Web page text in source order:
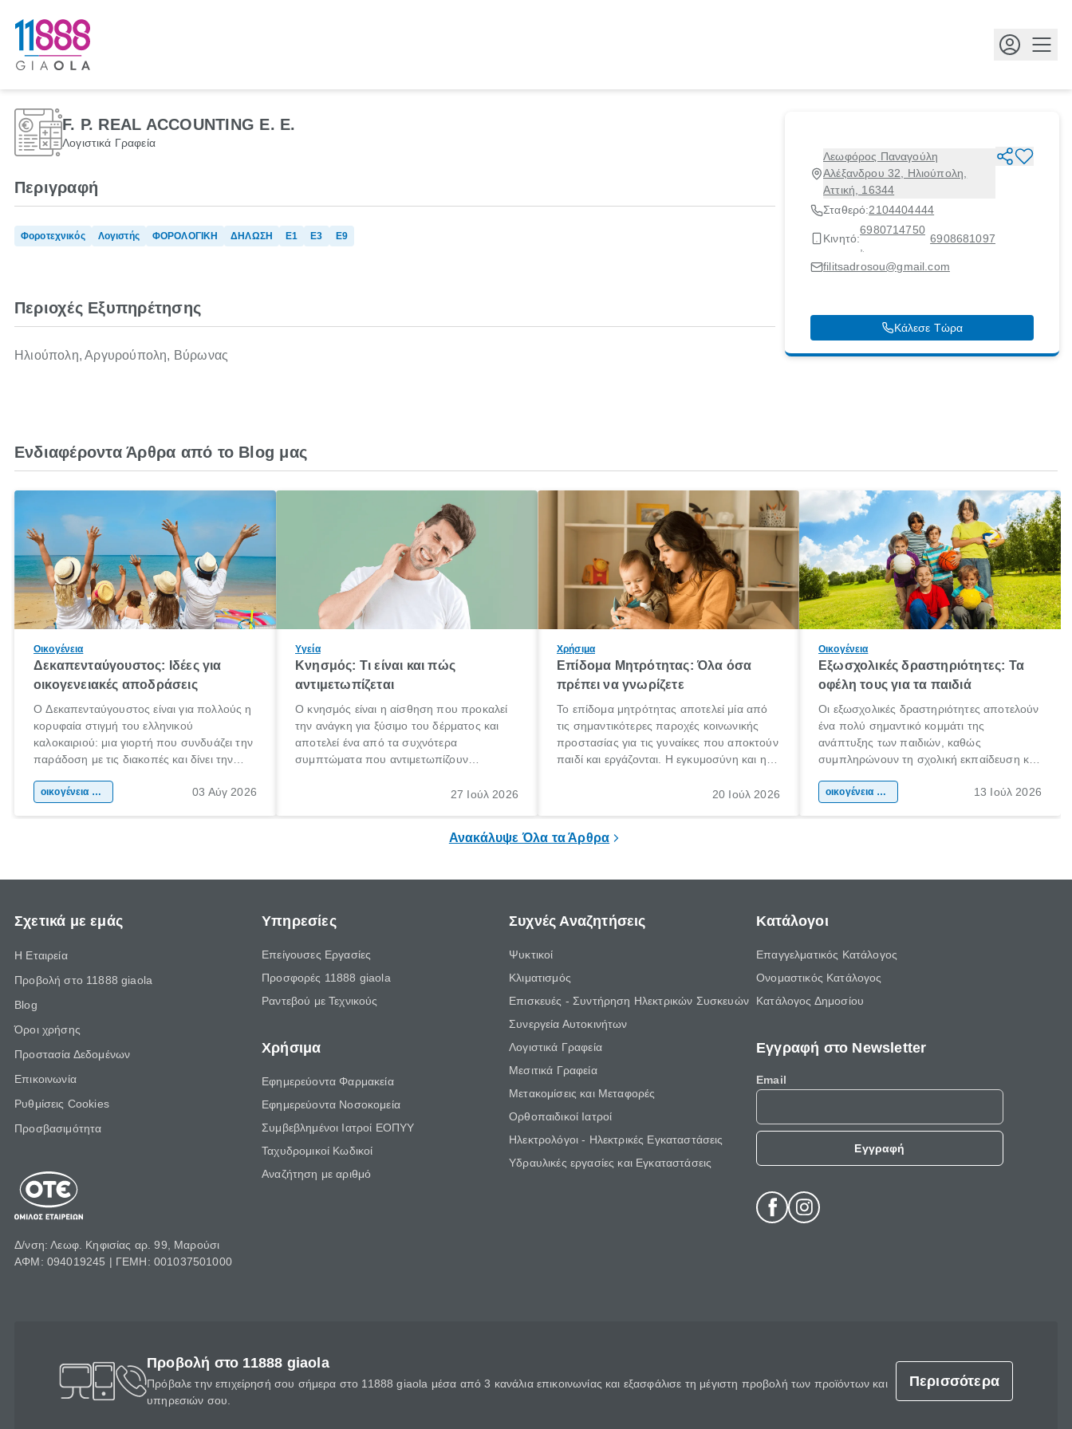
F. P. REAL ACCOUNTING Ε. Ε.
Λογιστικά Γραφεία
Λεωφόρος Παναγούλη
Αλέξανδρου 32, Ηλιούπολη,
Αττική, 16344
Σταθερό:2104404444
Κινητό:
6980714750
6908681097
filitsadrosou@gmail.com
Κάλεσε Τώρα
Περιγραφή
Φοροτεχνικός Λογιστής ΦΟΡΟΛΟΓΙΚΗ ΔΗΛΩΣΗ Ε1 Ε3 Ε9
Περιοχές Εξυπηρέτησης
Ηλιούπολη, Αργυρούπολη, Βύρωνας
Ενδιαφέροντα Άρθρα από το Blog μας
Οικογένεια
Δεκαπενταύγουστος: Ιδέες για
οικογενειακές αποδράσεις
Ο Δεκαπενταύγουστος είναι για πολλούς η
κορυφαία στιγμή του ελληνικού
καλοκαιριού: μια γιορτή που συνδυάζει την
παράδοση με τις διακοπές και δίνει την
χώρας. Είτε πρόκειται για λίγες μέρες
οικογένεια & παιδί 03 Αύγ 2026
Υγεία
Κνησμός: Τι είναι και πώς
αντιμετωπίζεται
Ο κνησμός είναι η αίσθηση που προκαλεί
την ανάγκη για ξύσιμο του δέρματος και
αποτελεί ένα από τα συχνότερα
συμπτώματα που αντιμετωπίζουν
πληροφορίες για το «κνησμός τι είναι»,
27 Ιούλ 2026
Χρήσιμα
Επίδομα Μητρότητας: Όλα όσα
πρέπει να γνωρίζετε
Το επίδομα μητρότητας αποτελεί μία από
τις σημαντικότερες παροχές κοινωνικής
προστασίας για τις γυναίκες που αποκτούν
παιδί και εργάζονται. Η εγκυμοσύνη και η
σημαντική περίοδος στη ζωή κάθε20 Ιούλ 2026
Οικογένεια
Εξωσχολικές δραστηριότητες: Τα
οφέλη τους για τα παιδιά
Οι εξωσχολικές δραστηριότητες αποτελούν
ένα πολύ σημαντικό κομμάτι της
ανάπτυξης των παιδιών, καθώς
συμπληρώνουν τη σχολική εκπαίδευση και
της προσωπικότητας, της κοινωνικότητας
οικογένεια & παιδί 13 Ιούλ 2026
Ανακάλυψε Όλα τα Άρθρα
Σχετικά με εμάς
Η Εταιρεία
Προβολή στο 11888 giaola
Blog
Όροι χρήσης
Προστασία Δεδομένων
Επικοινωνία
Ρυθμίσεις Cookies
Προσβασιμότητα
Δ/νση: Λεωφ. Κηφισίας αρ. 99, Μαρούσι
ΑΦΜ: 094019245 | ΓΕΜΗ: 001037501000
Υπηρεσίες
Επείγουσες Εργασίες
Προσφορές 11888 giaola
Ραντεβού με Τεχνικούς
Χρήσιμα
Εφημερεύοντα Φαρμακεία
Εφημερεύοντα Νοσοκομεία
Συμβεβλημένοι Ιατροί ΕΟΠΥΥ
Ταχυδρομικοί Κωδικοί
Αναζήτηση με αριθμό
Συχνές Αναζητήσεις
Ψυκτικοί
Κλιματισμός
Επισκευές - Συντήρηση Ηλεκτρικών Συσκευών
Συνεργεία Αυτοκινήτων
Λογιστικά Γραφεία
Μεσιτικά Γραφεία
Μετακομίσεις και Μεταφορές
Ορθοπαιδικοί Ιατροί
Ηλεκτρολόγοι - Ηλεκτρικές Εγκαταστάσεις
Υδραυλικές εργασίες και Εγκαταστάσεις
Κατάλογοι
Επαγγελματικός Κατάλογος
Ονομαστικός Κατάλογος
Κατάλογος Δημοσίου
Εγγραφή στο Newsletter
Email
Εγγραφή
Προβολή στο 11888 giaola
Πρόβαλε την επιχείρησή σου σήμερα στο 11888 giaola μέσα από 3 κανάλια επικοινωνίας και εξασφάλισε τη μέγιστη προβολή των προϊόντων και
υπηρεσιών σου.
Περισσότερα